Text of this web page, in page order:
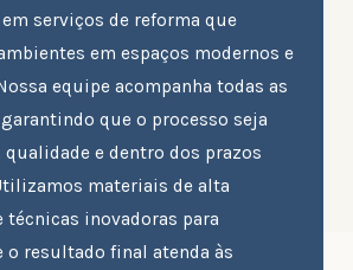
serviços de reforma que
em espaços modernos e
equipe acompanha todas as
que o processo seja
e dentro dos prazos
materiais de alta
técnicas inovadoras para
o resultado final atenda às